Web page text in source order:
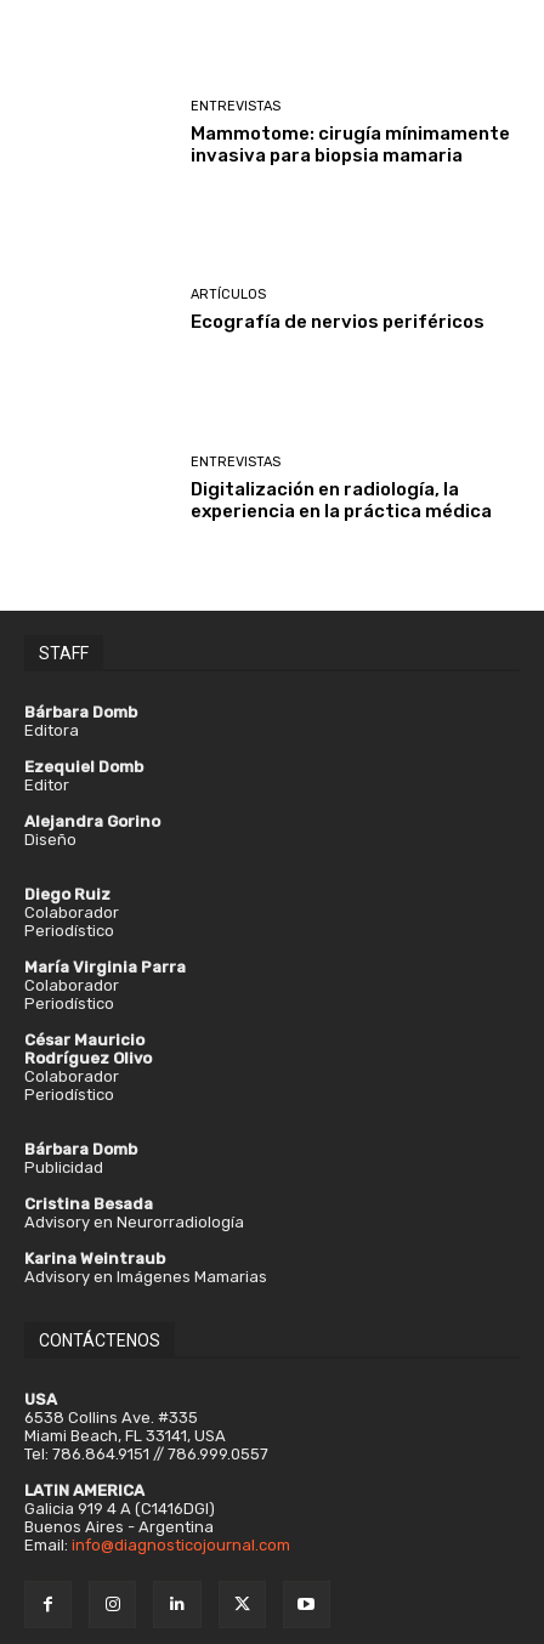
ENTREVISTAS
Mammotome: cirugía mínimamente
invasiva para biopsia mamaria
ARTÍCULOS
Ecografía de nervios periféricos
ENTREVISTAS
Digitalización en radiología, la
experiencia en la práctica médica
STAFF
Bárbara Domb
Editora
Ezequiel Domb
Editor
Alejandra Gorino
Diseño
Diego Ruiz
Colaborador
Periodístico
María Virginia Parra
Colaborador
Periodístico
César Mauricio
Rodríguez Olivo
Colaborador
Periodístico
Bárbara Domb
Publicidad
Cristina Besada
Advisory en Neurorradiología
Karina Weintraub
Advisory en Imágenes Mamarias
CONTÁCTENOS
USA
6538 Collins Ave. #335
Miami Beach, FL 33141, USA
Tel: 786.864.9151 // 786.999.0557
LATIN AMERICA
Galicia 919 4 A (C1416DGI)
Buenos Aires - Argentina
Email: info@diagnosticojournal.com